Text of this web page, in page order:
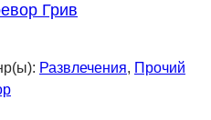
Грив
Развлечения, Прочий